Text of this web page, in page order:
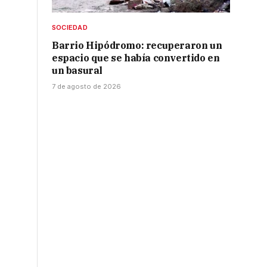
SOCIEDAD
Barrio Hipódromo: recuperaron un
espacio que se había convertido en
un basural
7 de agosto de 2026